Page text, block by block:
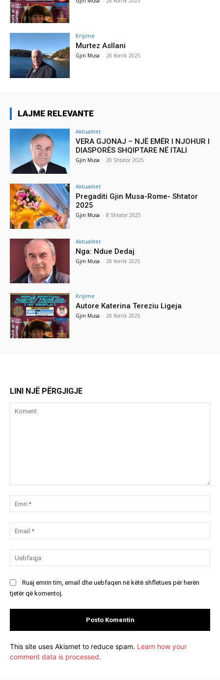
Krijime
Murtez Asllani
Gjin Musa - 28 Korrik 2025
LAJME RELEVANTE
Aktualitet
VERA GJONAJ – NJË EMËR I NJOHUR I
DIASPORËS SHQIPTARE NË ITALI
Gjin Musa - 20 Shtator 2025
Aktualitet
Pregaditi Gjin Musa-Rome- Shtator
2025
Gjin Musa - 8 Shtator 2025
Aktualitet
Nga: Ndue Dedaj
Gjin Musa - 28 Korrik 2025
Krijime
Autore Katerina Tereziu Ligeja
Gjin Musa - 28 Korrik 2025
LINI NJË PËRGJIGJE
Ruaj emrin tim, email dhe uebfaqen në këtë shfletues për herën
tjetër që komentoj.
This site uses Akismet to reduce spam. Learn how your
comment data is processed.